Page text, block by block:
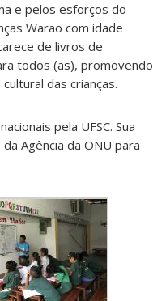
e pelos esforços do
Warao com idade
de livros de
todos (as), promovendo
das crianças.
pela UFSC. Sua
Agência da ONU para